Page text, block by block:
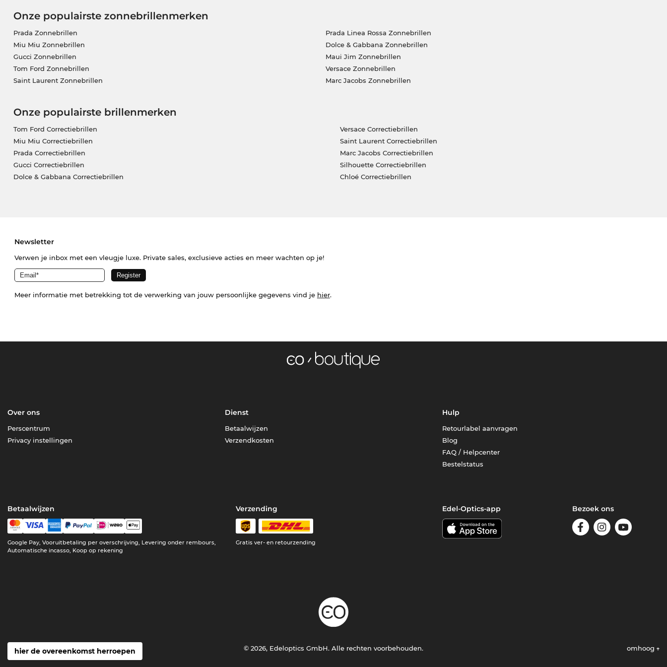
Onze populairste zonnebrillenmerken
Prada Zonnebrillen
Miu Miu Zonnebrillen
Gucci Zonnebrillen
Tom Ford Zonnebrillen
Saint Laurent Zonnebrillen
Prada Linea Rossa Zonnebrillen
Dolce & Gabbana Zonnebrillen
Maui Jim Zonnebrillen
Versace Zonnebrillen
Marc Jacobs Zonnebrillen
Onze populairste brillenmerken
Tom Ford Correctiebrillen
Miu Miu Correctiebrillen
Prada Correctiebrillen
Gucci Correctiebrillen
Dolce & Gabbana Correctiebrillen
Versace Correctiebrillen
Saint Laurent Correctiebrillen
Marc Jacobs Correctiebrillen
Silhouette Correctiebrillen
Chloé Correctiebrillen
Newsletter
Verwen je inbox met een vleugje luxe. Private sales, exclusieve acties en meer wachten op je!
Meer informatie met betrekking tot de verwerking van jouw persoonlijke gegevens vind je hier.
Over ons
Perscentrum
Privacy instellingen
Dienst
Betaalwijzen
Verzendkosten
Hulp
Retourlabel aanvragen
Blog
FAQ / Helpcenter
Bestelstatus
Betaalwijzen
Google Pay, Vooruitbetaling per overschrijving, Levering onder rembours,
Automatische incasso, Koop op rekening
Verzending
Gratis ver- en retourzending
Edel-Optics-app Bezoek ons
hier de overeenkomst herroepen © 2026, Edeloptics GmbH. Alle rechten voorbehouden. omhoog